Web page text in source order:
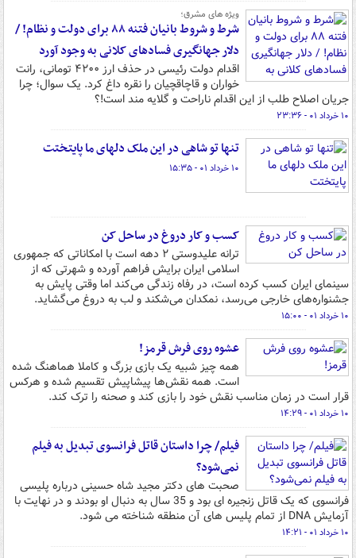
ویژه های مشرق؛
شرط و شروط بانیان فتنه ۸۸ برای دولت و نظام! /
دلار جهانگیری فسادهای کلانی به وجود آورد
اقدام دولت رئیسی در حذف ارز ۴۲۰۰ تومانی، رانت
خواران و قاچاقچیان را نقره داغ کرد. یک سوال؛ چرا
جریان اصلاح طلب از این اقدام ناراحت و گلایه مند است!؟
۱۰ خرداد ۰۱ - ۲۳:۳۶
تنها تو شاهی در این ملک دلهای ما پایتختت
۱۰ خرداد ۰۱ - ۱۵:۳۵
کسب و کار دروغ در ساحل کن
ترانه علیدوستی ۲ دهه است با امکاناتی که جمهوری
اسلامی ایران برایش فراهم آورده و شهرتی که از
سینمای ایران کسب کرده است، در رفاه زندگی می‌کند اما وقتی پایش به
جشنواره‌های خارجی می‌رسد، نمکدان می‌شکند و لب به دروغ می‌گشاید.
۱۰ خرداد ۰۱ - ۱۵:۰۰
عشوه روی فرش قرمز!
همه چیز شبیه یک بازی بزرگ و کاملا هماهنگ شده
است. همه نقش‌ها پیشاپیش تقسیم شده و هرکس
قرار است در زمان مناسب نقش خود را بازی کند و صحنه را ترک کند.
۱۰ خرداد ۰۱ - ۱۴:۲۹
فیلم/ چرا داستان قاتل فرانسوی تبدیل به فیلم
نمی‌شود؟
صحبت های دکتر مجید شاه حسینی درباره پلیسی
فرانسوی که یک قاتل زنجیره ای بود و 35 سال به دنبال او بودند و در نهایت با
آزمایش DNA از تمام پلیس های آن منطقه شناخته می شود.
۱۰ خرداد ۰۱ - ۱۴:۲۱